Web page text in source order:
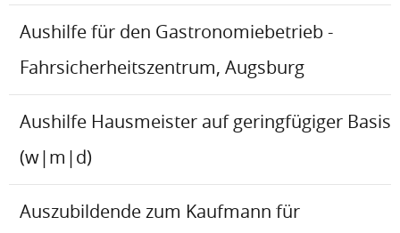
Aushilfe für den Gastronomiebetrieb -
Fahrsicherheitszentrum, Augsburg
Aushilfe Hausmeister auf geringfügiger Basis
(w|m|d)
Auszubildende zum Kaufmann für